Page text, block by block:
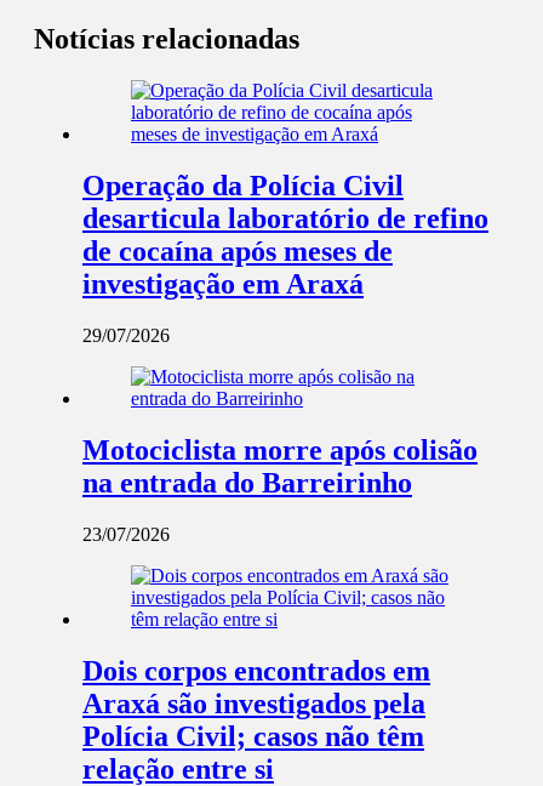
Notícias relacionadas
Operação da Polícia Civil
desarticula laboratório de refino
de cocaína após meses de
investigação em Araxá
29/07/2026
Motociclista morre após colisão
na entrada do Barreirinho
23/07/2026
Dois corpos encontrados em
Araxá são investigados pela
Polícia Civil; casos não têm
relação entre si